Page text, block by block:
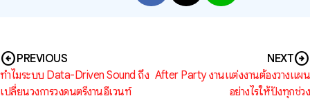
arrow_circle_leftPREVIOUS
ทำไมระบบ Data-Driven Sound ถึง
เปลี่ยนวงการวงดนตรีงานอีเวนท์
arrow_circle_right
NEXT
After Party งานแต่งงานต้องวางแผน
อย่างไรให้ปังทุกช่วง